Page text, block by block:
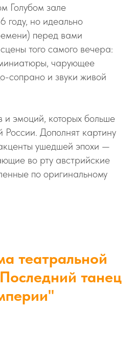
Голубом зале
году, но идеально
перед вами
того самого вечера:
чарующее
сопрано и звуки живой
и эмоций, которых больше
России. Дополнят картину
ушедшей эпохи —
во рту австрийские
по оригинальному
театральной
танец